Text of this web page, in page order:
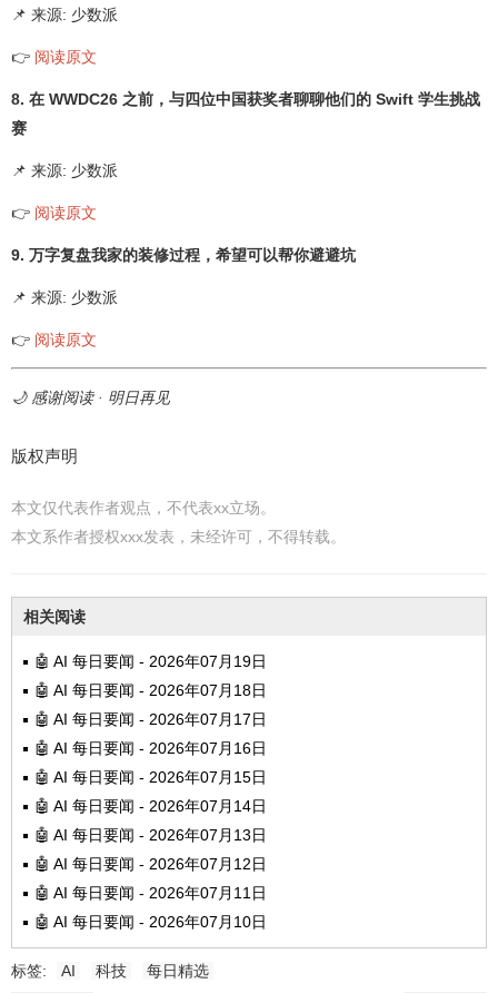
📌 来源: 少数派
👉 阅读原文
8. 在 WWDC26 之前，与四位中国获奖者聊聊他们的 Swift 学生挑战
赛
📌 来源: 少数派
👉 阅读原文
9. 万字复盘我家的装修过程，希望可以帮你避避坑
📌 来源: 少数派
👉 阅读原文
🌙 感谢阅读 · 明日再见
版权声明
本文仅代表作者观点，不代表xx立场。
本文系作者授权xxx发表，未经许可，不得转载。
相关阅读
🤖 AI 每日要闻 - 2026年07月19日
🤖 AI 每日要闻 - 2026年07月18日
🤖 AI 每日要闻 - 2026年07月17日
🤖 AI 每日要闻 - 2026年07月16日
🤖 AI 每日要闻 - 2026年07月15日
🤖 AI 每日要闻 - 2026年07月14日
🤖 AI 每日要闻 - 2026年07月13日
🤖 AI 每日要闻 - 2026年07月12日
🤖 AI 每日要闻 - 2026年07月11日
🤖 AI 每日要闻 - 2026年07月10日
标签: AI 科技 每日精选